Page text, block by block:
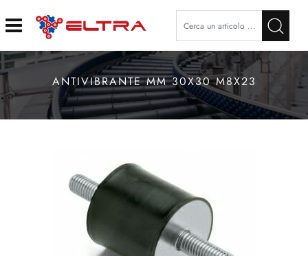
Open
ANTIVIBRANTE MM 30X30 M8X23